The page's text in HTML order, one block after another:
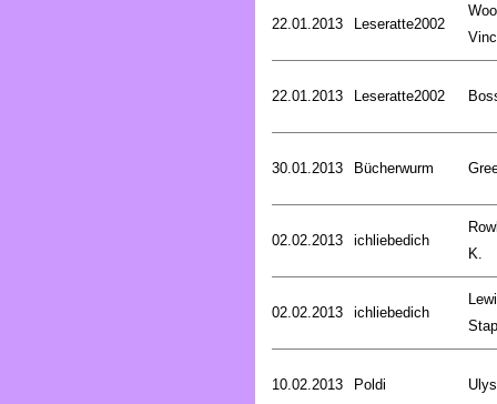
22.01.2013 Leseratte2002
22.01.2013 Leseratte2002
30.01.2013 Bücherwurm
02.02.2013 ichliebedich
K.
02.02.2013 ichliebedich
10.02.2013 Poldi